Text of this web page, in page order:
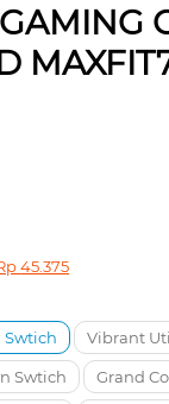
45.375
Swtich
Vibrant
Swtich Grand